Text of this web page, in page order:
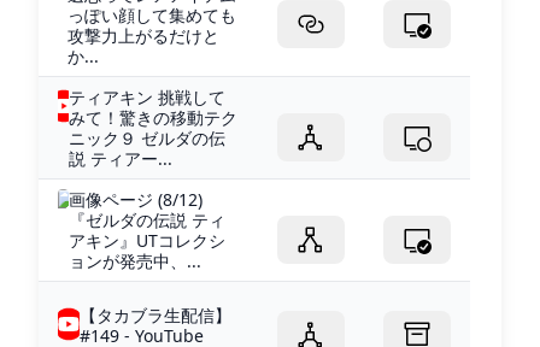
っぽい顔して集めても
攻撃力上がるだけと
か...
ティアキン 挑戦して
みて！驚きの移動テク
ニック９ ゼルダの伝
説 ティアー...
画像ページ (8/12)
『ゼルダの伝説 ティ
アキン』UTコレクシ
ョンが発売中、...
【タカブラ生配信】
#149 - YouTube